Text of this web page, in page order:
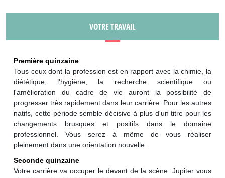
VOTRE TRAVAIL
Première quinzaine
Tous ceux dont la profession est en rapport avec la chimie, la
diététique, l'hygiène, la recherche scientifique ou
l'amélioration du cadre de vie auront la possibilité de
progresser très rapidement dans leur carrière. Pour les autres
natifs, cette période semble décisive à plus d'un titre pour les
changements brusques et positifs dans le domaine
professionnel. Vous serez à même de vous réaliser
pleinement dans une orientation nouvelle.
Seconde quinzaine
Votre carrière va occuper le devant de la scène. Jupiter vous